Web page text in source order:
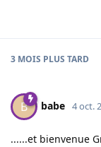
3 MOIS PLUS TARD
B babe 4 oct.
......et bienvenue